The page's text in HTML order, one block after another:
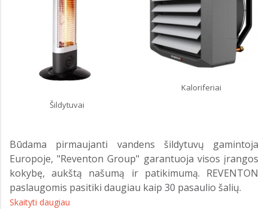
Šildytuvai
Kaloriferiai
Būdama pirmaujanti vandens šildytuvų gamintoja
Europoje, "Reventon Group" garantuoja visos įrangos
kokybę, aukštą našumą ir patikimumą. REVENTON
paslaugomis pasitiki daugiau kaip 30 pasaulio šalių.
Skaityti daugiau